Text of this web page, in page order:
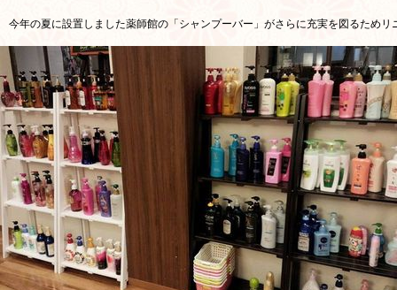
今年の夏に設置しました薬師館の「シャンプーバー」がさらに充実を図るためリ